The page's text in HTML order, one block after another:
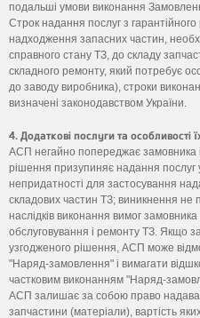
подальші умови виконання
Строк надання послуг з
надходження запасних частин,
справного стану ТЗ, до складу
складного ремонту, який потребує
до заводу виробника), строки
визначені законодавством України.
4. Додаткові послуги та особливості
АСП негайно попереджає замовника
рішення призупиняє надання послуг
непридатності для застосування
складових частин ТЗ; виникнення не
наслідків виконання вимог
обслуговування і ремонту ТЗ. Якщо
узгодженого рішення, АСП може
"Наряд-замовлення" і вимагати
частковим виконанням "Наряд-
АСП залишає за собою право
запчастини (матеріали), вартість